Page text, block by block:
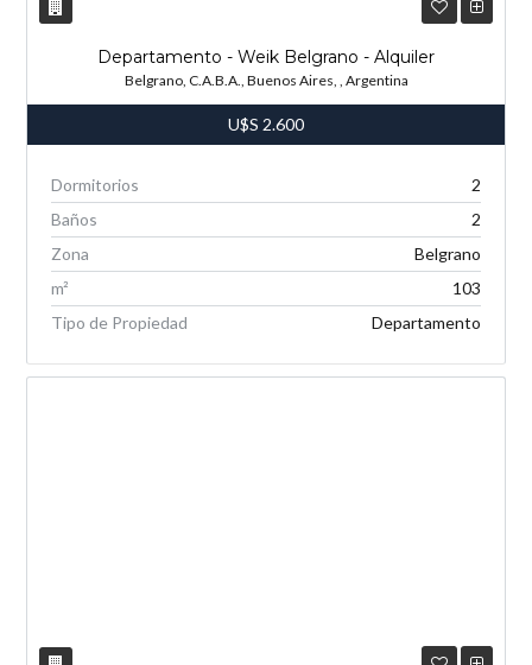
Departamento - Weik Belgrano - Alquiler
Belgrano, C.A.B.A., Buenos Aires, , Argentina
U$S 2.600
Dormitorios
2
Baños
2
Zona
Belgrano
m²
103
Tipo de Propiedad
Departamento